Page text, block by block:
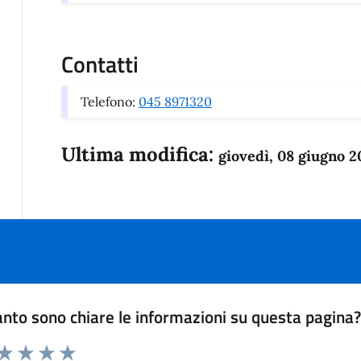
Contatti
Telefono: 045 8971320
Ultima modifica: giovedì, 08 giugno
sono chiare le informazioni su questa pagina?
da 1 a 5 stelle la pagina